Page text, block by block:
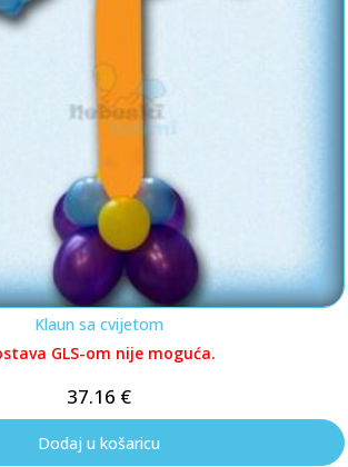
Klaun sa cvijetom
GLS-om nije moguća.
37.16 €
Dodaj u košaricu